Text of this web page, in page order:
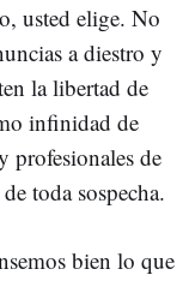
usted elige. No
a diestro y
la libertad de
infinidad de
profesionales de
toda sospecha.
bien lo que